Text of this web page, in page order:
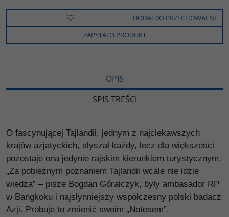
e
o
k
t
t
e
o
y
i
n
k
z
e
l
s
DODAJ DO PRZECHOWALNI
ZAPYTAJ O PRODUKT
OPIS
SPIS TREŚCI
O fascynującej Tajlandii, jednym z najciekawszych
krajów azjatyckich, słyszał każdy, lecz dla większości
pozostaje ona jedynie rajskim kierunkiem turystycznym.
„Za pobieżnym poznaniem Tajlandii wcale nie idzie
wiedza” – pisze Bogdan Góralczyk, były ambasador RP
w Bangkoku i najsłynniejszy współczesny polski badacz
Azji. Próbuje to zmienić swoim „Notesem”,